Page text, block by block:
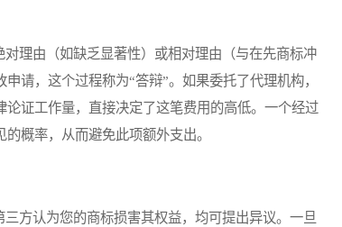
理由（如缺乏显著性）或相对理由（与在先商标冲
请，这个过程称为“答辩”。如果委托了代理机构，
证工作量，直接决定了这笔费用的高低。一个经过
概率，从而避免此项额外支出。
方认为您的商标损害其权益，均可提出异议。一旦